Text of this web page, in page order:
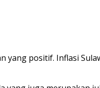
positif. Inflasi